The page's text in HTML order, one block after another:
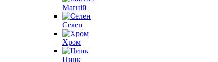
Магній
Селен
Хром
Цинк